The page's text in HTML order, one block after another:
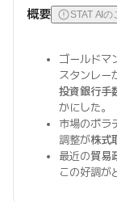
概要 STAT AIの
ゴールドマ
スタンレー
投資銀行手
かにした。
市場のボラ
調整が株式
最近の貿易
この好調が